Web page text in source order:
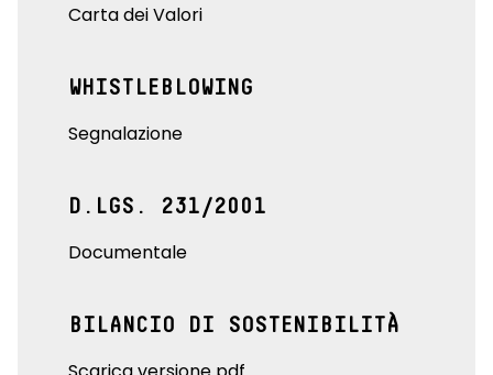
Carta dei Valori
WHISTLEBLOWING
Segnalazione
D.LGS. 231/2001
Documentale
BILANCIO DI SOSTENIBILITÀ